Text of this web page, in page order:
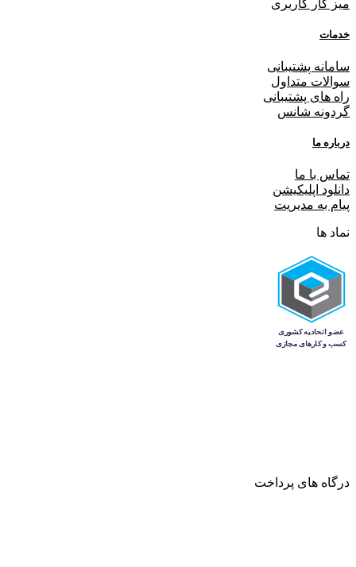
میز کار کاربری
خدمات
سامانه پشتیبانی
سوالات متداول
راه های پشتیبانی
گردونه شانس
درباره ما
تماس با ما
دانلود اپلیکیشن
پیام به مدیریت
نماد ها
درگاه های پرداخت